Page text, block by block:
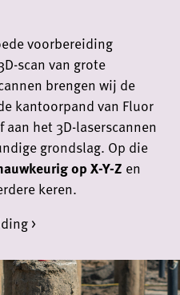
voorbereiding
scan van grote
brengen wij de
kantoorpand van Fluor
het 3D-laserscannen
grondslag. Op die
op X-Y-Z en
keren.
>